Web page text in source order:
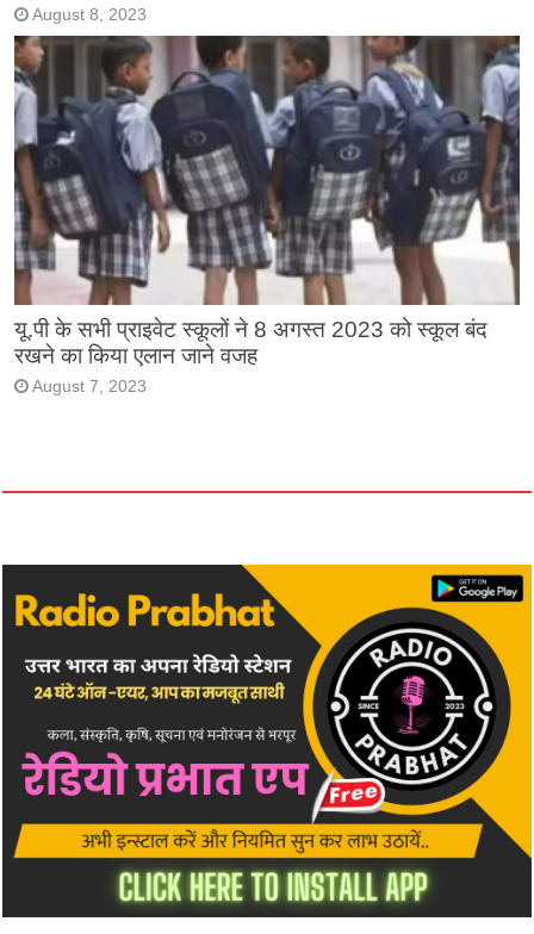
August 8, 2023
यू.पी के सभी प्राइवेट स्कूलों ने 8 अगस्त 2023 को स्कूल बंद
रखने का किया एलान जाने वजह
August 7, 2023